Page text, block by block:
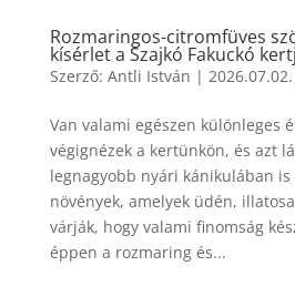
Rozmaringos-citromfüves
kísérlet a Szajkó Fakuckó
Szerző: Antli István | 2026.07.02.
Van valami egészen különleges
végignézek a kertünkön, és azt
legnagyobb nyári kánikulában is
növények, amelyek üdén,
várják, hogy valami finomság
éppen a rozmaring és...